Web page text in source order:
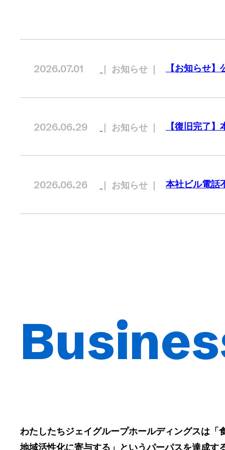
2026.07.01 お知らせ 【お知らせ
2026.06.29 お知らせ 【復旧完了
2026.06.26 お知らせ 本社ビル電話
わたしたちジェイグループホールディングスは
地域活性化に寄与する」というパーパスを達成す